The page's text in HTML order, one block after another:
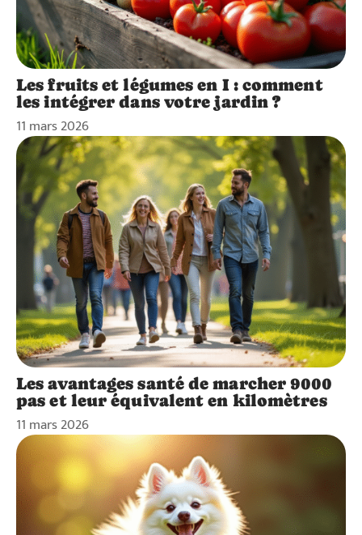
Les fruits et légumes en I : comment
les intégrer dans votre jardin ?
11 mars 2026
Les avantages santé de marcher 9000
pas et leur équivalent en kilomètres
11 mars 2026